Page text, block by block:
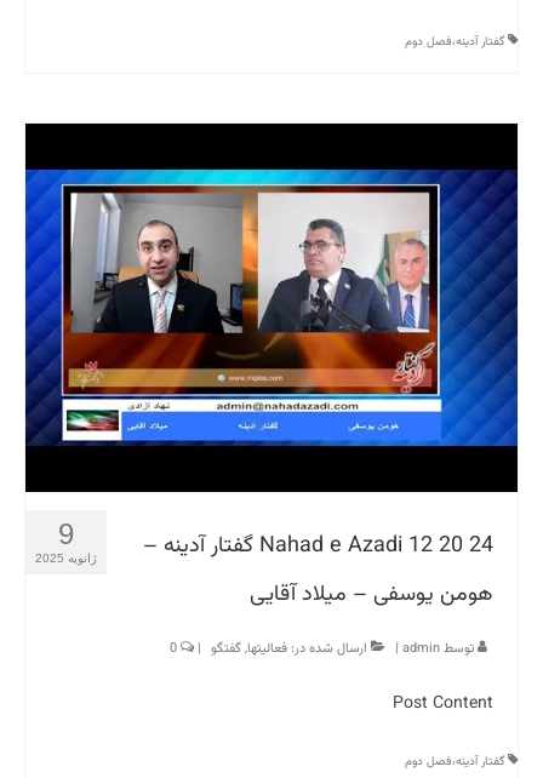
گفتار آدینه،فصل دوم
9
ژانویه 2025
Nahad e Azadi 12 20 24 گفتار آدینه –
هومن یوسفی – میلاد آقایی
توسطadmin
| ارسال شده در: فعالیتها,گفتگو |
Post Content
گفتار آدینه،فصل دوم